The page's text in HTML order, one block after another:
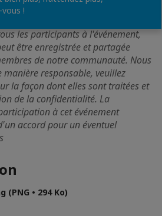
les participants à l'événement,
être enregistrée et partagée
de notre communauté. Nous
manière responsable, veuillez
la façon dont elles sont traitées et
de la confidentialité. La
à cet événement
accord pour un éventuel
(PNG • 294 Ko)
!